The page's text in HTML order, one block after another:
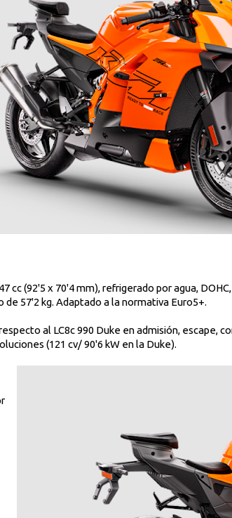
cc (92'5 x 70'4 mm), refrigerado por agua,
de 57'2 kg. Adaptado a la normativa Euro5+.
al LC8c 990 Duke en admisión, escape,
(121 cv/ 90'6 kW en la Duke).